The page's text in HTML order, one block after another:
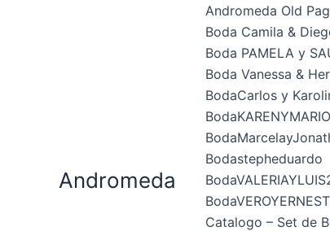
Andromeda
Andromeda Old
Boda Camila &
Boda PAMELA y
Boda Vanessa &
BodaCarlos y
BodaKARENYMARIO
Bodastepheduardo
Catalogo – Set de